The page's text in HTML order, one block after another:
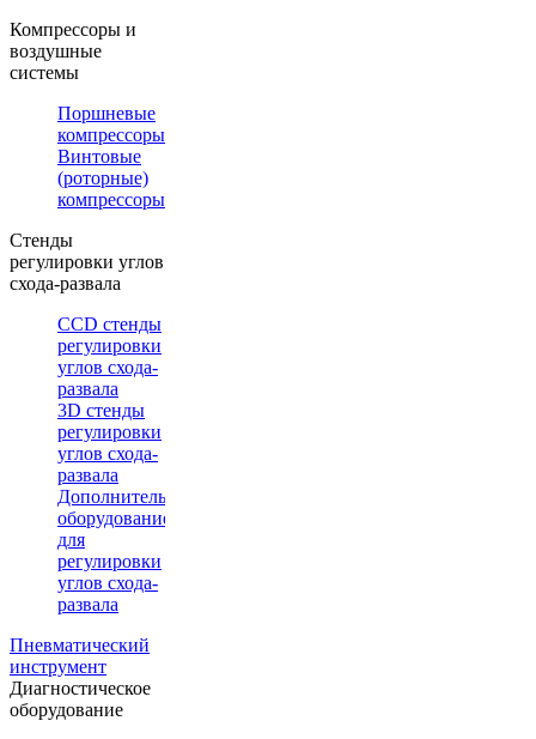
Компрессоры и
воздушные
системы
Поршневые
компрессоры
Винтовые
(роторные)
компрессоры
Стенды
регулировки углов
схода-развала
CCD стенды
регулировки
углов схода-
развала
3D стенды
регулировки
углов схода-
развала
Дополнительное
оборудование
для
регулировки
углов схода-
развала
Пневматический
инструмент
Диагностическое
оборудование